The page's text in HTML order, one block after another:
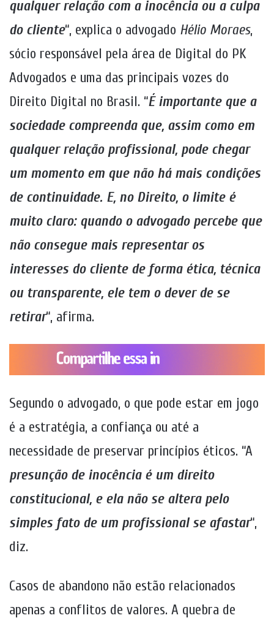
qualquer relação com a inocência ou a culpa
do cliente“, explica o advogado Hélio Moraes,
sócio responsável pela área de Digital do PK
Advogados e uma das principais vozes do
Direito Digital no Brasil. “É importante que a
sociedade compreenda que, assim como em
qualquer relação profissional, pode chegar
um momento em que não há mais condições
de continuidade. E, no Direito, o limite é
muito claro: quando o advogado percebe que
não consegue mais representar os
interesses do cliente de forma ética, técnica
ou transparente, ele tem o dever de se
retirar“, afirma.
Segundo o advogado, o que pode estar em jogo
é a estratégia, a confiança ou até a
necessidade de preservar princípios éticos. “A
presunção de inocência é um direito
constitucional, e ela não se altera pelo
simples fato de um profissional se afastar“,
diz.
Casos de abandono não estão relacionados
apenas a conflitos de valores. A quebra de